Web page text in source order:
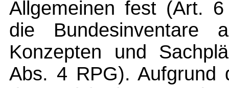
Allgemeinen fest (Art.
die Bundesinventare
Konzepten und
Abs. 4 RPG). Aufgrund